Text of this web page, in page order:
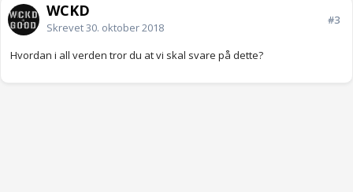
WCKD
Skrevet30. oktober 2018
#3
Hvordan i all verden tror du at vi skal svare på dette?